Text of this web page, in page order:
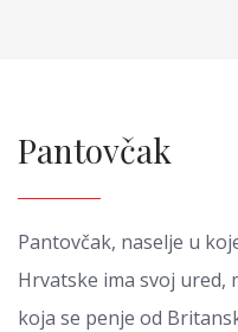
Pantovčak
Pantovčak, naselje u
Hrvatske ima svoj ured,
koja se penje od